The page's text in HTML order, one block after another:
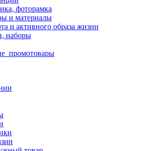
фоторамка
и материалы
и активного образа жизни
наборы